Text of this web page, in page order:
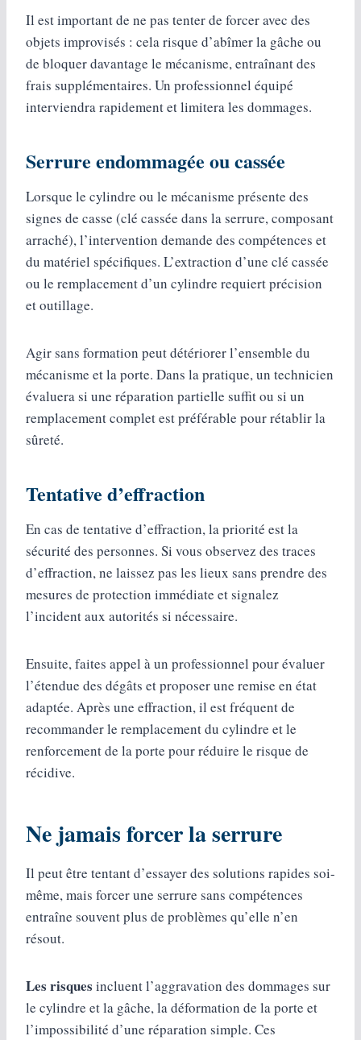
Il est important de ne pas tenter de forcer avec des
objets improvisés : cela risque d’abîmer la gâche ou
de bloquer davantage le mécanisme, entraînant des
frais supplémentaires. Un professionnel équipé
interviendra rapidement et limitera les dommages.
Serrure endommagée ou cassée
Lorsque le cylindre ou le mécanisme présente des
signes de casse (clé cassée dans la serrure, composant
arraché), l’intervention demande des compétences et
du matériel spécifiques. L’extraction d’une clé cassée
ou le remplacement d’un cylindre requiert précision
et outillage.
Agir sans formation peut détériorer l’ensemble du
mécanisme et la porte. Dans la pratique, un technicien
évaluera si une réparation partielle suffit ou si un
remplacement complet est préférable pour rétablir la
sûreté.
Tentative d’effraction
En cas de tentative d’effraction, la priorité est la
sécurité des personnes. Si vous observez des traces
d’effraction, ne laissez pas les lieux sans prendre des
mesures de protection immédiate et signalez
l’incident aux autorités si nécessaire.
Ensuite, faites appel à un professionnel pour évaluer
l’étendue des dégâts et proposer une remise en état
adaptée. Après une effraction, il est fréquent de
recommander le remplacement du cylindre et le
renforcement de la porte pour réduire le risque de
récidive.
Ne jamais forcer la serrure
Il peut être tentant d’essayer des solutions rapides soi-
même, mais forcer une serrure sans compétences
entraîne souvent plus de problèmes qu’elle n’en
résout.
Les risques incluent l’aggravation des dommages sur
le cylindre et la gâche, la déformation de la porte et
l’impossibilité d’une réparation simple. Ces